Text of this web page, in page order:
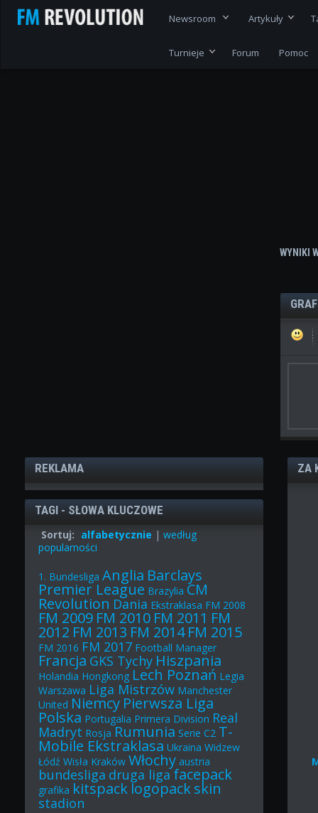
Newsroom Artykuły
Turnieje Forum Pomoc
WYNIKI
REKLAMA
TAGI - SŁOWA KLUCZOWE
Sortuj: alfabetycznie |według
popularności
1. Bundesliga Anglia Barclays
Premier League Brazylia CM
Revolution Dania Ekstraklasa FM 2008
FM 2009 FM 2010 FM 2011 FM
2012 FM 2013 FM 2014 FM 2015
FM 2016 FM 2017 Football Manager
Francja GKS Tychy Hiszpania
Holandia Hongkong Lech Poznań Legia
Warszawa Liga Mistrzów Manchester
United Niemcy Pierwsza Liga
Polska Portugalia Primera Division Real
Madryt Rosja Rumunia Serie C2 T-
Mobile Ekstraklasa Ukraina Widzew
Łódź Wisła Kraków Włochy austria
bundesliga druga ligafacepack
grafika kitspacklogopackskin
stadion
ZA